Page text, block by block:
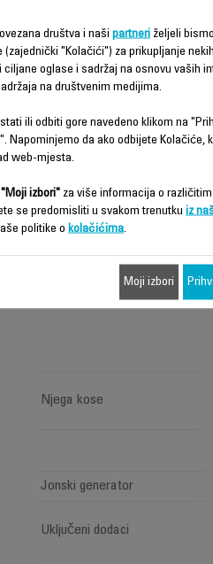
Njega kose
Jonski generator
Uključeni dodaci
društva i naši partneri željeli
(zajednički "Kolačići") za prikupljanje
ciljane oglase i sadržaj na osnovu vaših
na društvenim medijima.
ili odbiti gore navedeno klikom na
Napominjemo da ako odbijete
web-mjesta.
"Moji izbori" za više informacija o
se predomisliti u svakom trenutku iz
politike o kolačićima.
Moji izbori